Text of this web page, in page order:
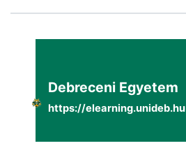
Debreceni Egyetem
https://elearning.unideb.hu